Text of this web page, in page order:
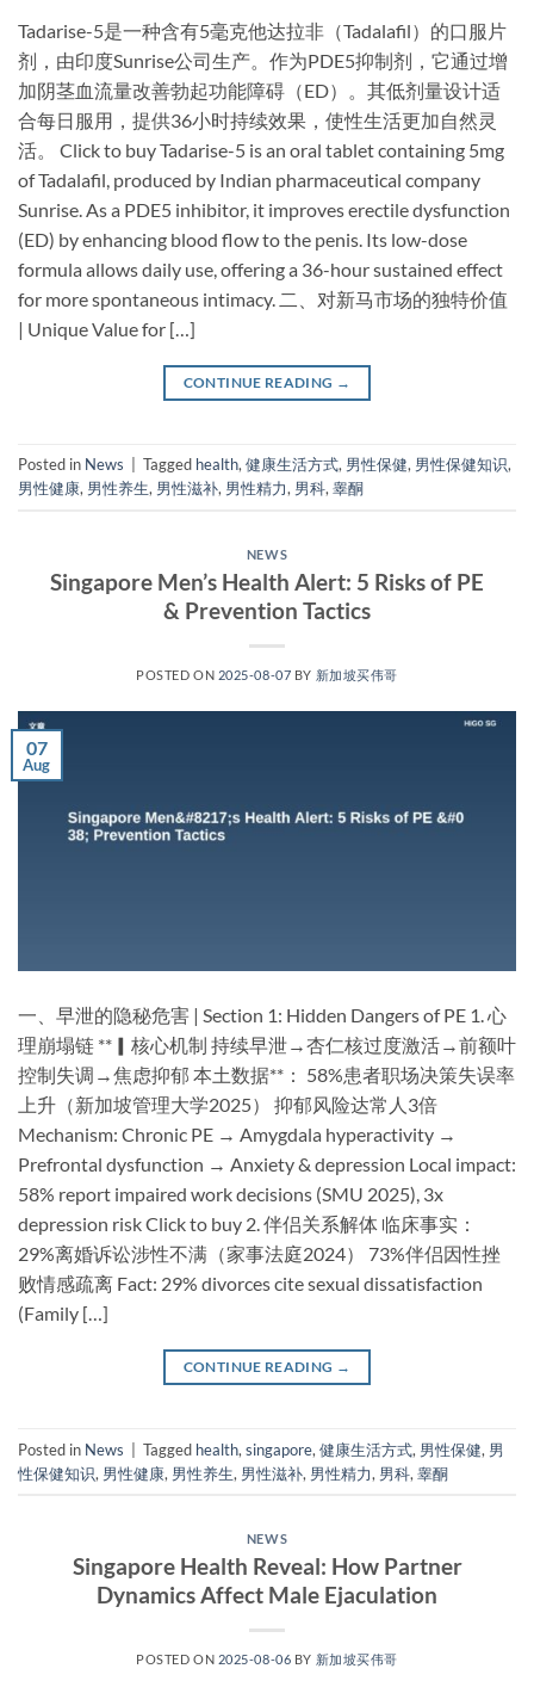
Tadarise-5是一种含有5毫克他达拉非​（Tadalafil）的口服片
剂，由印度Sunrise公司生产。作为PDE5抑制剂，它通过增
加阴茎血流量改善勃起功能障碍（ED）。其低剂量设计适
合每日服用，提供36小时持续效果，使性生活更加自然灵
活。 Click to buy Tadarise-5 is an oral tablet containing ​5mg
of Tadalafil, produced by Indian pharmaceutical company
Sunrise. As a PDE5 inhibitor, it improves erectile dysfunction
(ED) by enhancing blood flow to the penis. Its low-dose
formula allows daily use, offering a ​36-hour sustained effect​
for more spontaneous intimacy. 二、对新马市场的独特价值
| Unique Value for […]
CONTINUE READING →
Posted in News Tagged health,健康生活方式, 男性保健, 男性保健知识,
男性健康, 男性养生, 男性滋补, 男性精力, 男科,睾酮
NEWS
Singapore Men’s Health Alert: 5 Risks of PE
& Prevention Tactics​
POSTED ON 2025-08-07 BY 新加坡买伟哥
07
Aug
一、早泄的隐秘危害 | Section 1: Hidden Dangers of PE​ ​1. 心
理崩塌链​ ​**▎核心机制​ 持续早泄→杏仁核过度激活→前额叶
控制失调→焦虑抑郁 ​本土数据**​： 58%患者职场决策失误率
上升（新加坡管理大学2025） 抑郁风险达常人3倍
Mechanism: Chronic PE → Amygdala hyperactivity →
Prefrontal dysfunction → Anxiety & depression Local impact:
58% report impaired work decisions (SMU 2025), 3x
depression risk Click to buy ​2. 伴侣关系解体​ ​临床事实​：
29%离婚诉讼涉性不满（家事法庭2024） 73%伴侣因性挫
败情感疏离 Fact: 29% divorces cite sexual dissatisfaction
(Family […]
CONTINUE READING →
Posted in News Tagged health, singapore, 健康生活方式, 男性保健, 男
性保健知识, 男性健康, 男性养生, 男性滋补, 男性精力, 男科, 睾酮
NEWS
Singapore Health Reveal: How Partner
Dynamics Affect Male Ejaculation​
POSTED ON 2025-08-06 BY 新加坡买伟哥